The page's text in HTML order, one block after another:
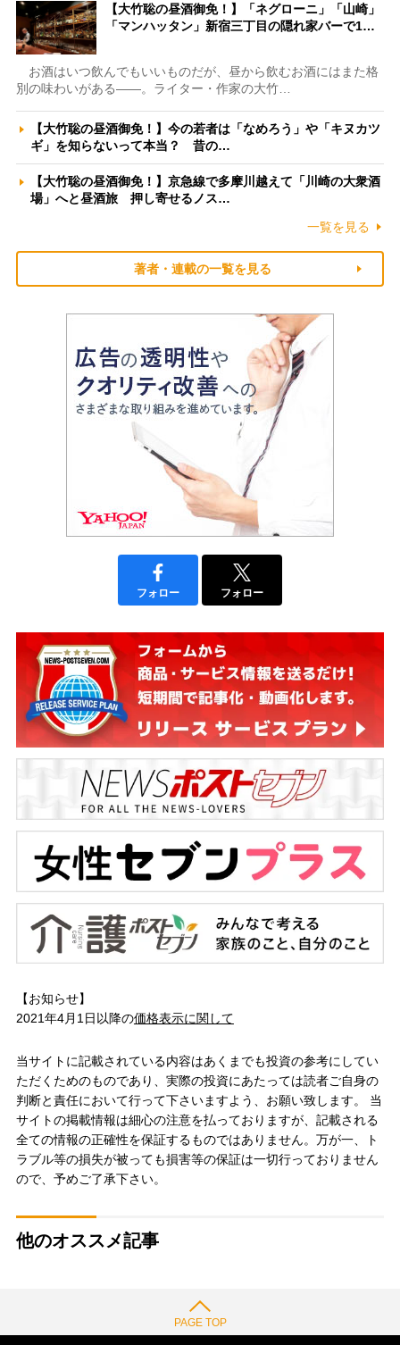
【大竹聡の昼酒御免！】「ネグローニ」「山崎」
「マンハッタン」新宿三丁目の隠れ家バーで1…
お酒はいつ飲んでもいいものだが、昼から飲むお酒にはまた格
別の味わいがある――。ライター・作家の大竹…
【大竹聡の昼酒御免！】今の若者は「なめろう」や「キヌカツ
ギ」を知らないって本当？ 昔の…
【大竹聡の昼酒御免！】京急線で多摩川越えて「川崎の大衆酒
場」へと昼酒旅 押し寄せるノス…
一覧を見る
著者・連載の一覧を見る
フォロー フォロー
【お知らせ】
2021年4月1日以降の価格表示に関して
当サイトに記載されている内容はあくまでも投資の参考にしてい
ただくためのものであり、実際の投資にあたっては読者ご自身の
判断と責任において行って下さいますよう、お願い致します。 当
サイトの掲載情報は細心の注意を払っておりますが、記載される
全ての情報の正確性を保証するものではありません。万が一、ト
ラブル等の損失が被っても損害等の保証は一切行っておりません
ので、予めご了承下さい。
他のオススメ記事
PAGE TOP